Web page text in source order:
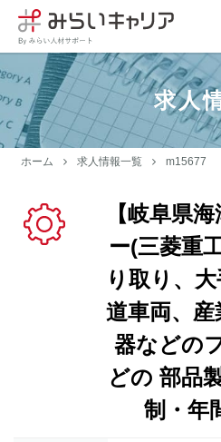
求人
ホーム 求人情報一覧 m15677
【岐阜県
ー(三菱重
り取り、
道車両、
器などの
どの 部品
制・年